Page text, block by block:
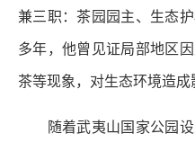
兼三职：茶园园主、生态
多年，他曾见证局部地区
茶等现象，对生态环境造成
随着武夷山国家公园设